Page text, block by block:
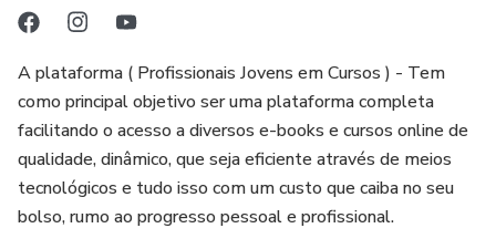
A plataforma ( Profissionais Jovens em Cursos ) - Tem
como principal objetivo ser uma plataforma completa
facilitando o acesso a diversos e-books e cursos online de
qualidade, dinâmico, que seja eficiente através de meios
tecnológicos e tudo isso com um custo que caiba no seu
bolso, rumo ao progresso pessoal e profissional.